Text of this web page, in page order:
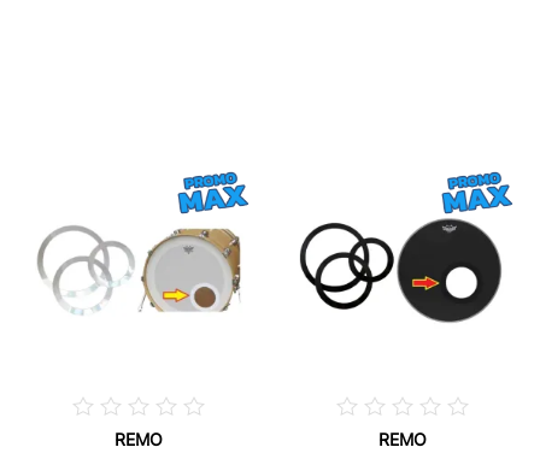
REMO
REMO